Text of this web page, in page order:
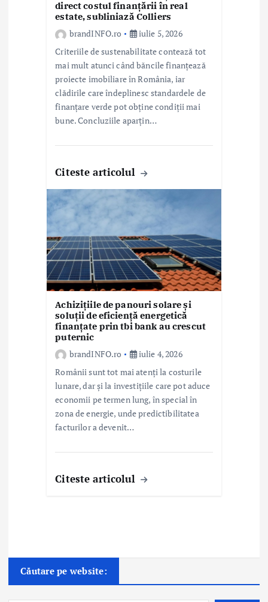
direct costul finanțării în real
estate, subliniază Colliers
brandINFO.ro
iulie 5, 2026
Criteriile de sustenabilitate contează tot
mai mult atunci când băncile finanțează
proiecte imobiliare în România, iar
clădirile care îndeplinesc standardele de
finanțare verde pot obține condiții mai
bune. Concluziile aparțin…
Citeste articolul
Achizițiile de panouri solare și
soluții de eficiență energetică
finanțate prin tbi bank au crescut
puternic
brandINFO.ro
iulie 4, 2026
Românii sunt tot mai atenți la costurile
lunare, dar și la investițiile care pot aduce
economii pe termen lung, în special în
zona de energie, unde predictibilitatea
facturilor a devenit…
Citeste articolul
Căutare pe website: